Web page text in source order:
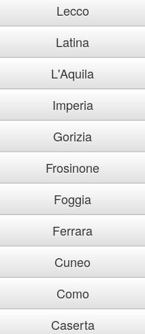
Lecco
Latina
L'Aquila
Imperia
Gorizia
Frosinone
Foggia
Ferrara
Cuneo
Como
Caserta